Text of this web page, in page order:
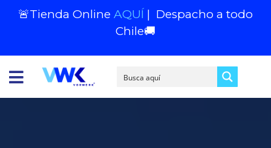
🚨Tienda Online AQUÍ | Despacho a todo
Chile🚚